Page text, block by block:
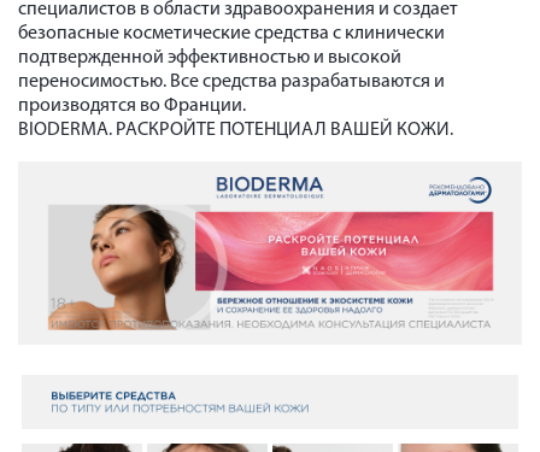
специалистов в области здравоохранения и создает
безопасные косметические средства с клинически
подтвержденной эффективностью и высокой
переносимостью. Все средства разрабатываются и
производятся во Франции.
BIODERMA. РАСКРОЙТЕ ПОТЕНЦИАЛ ВАШЕЙ КОЖИ.